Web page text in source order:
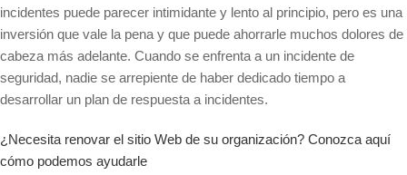
incidentes puede parecer intimidante y lento al principio, pero es una
inversión que vale la pena y que puede ahorrarle muchos dolores de
cabeza más adelante. Cuando se enfrenta a un incidente de
seguridad, nadie se arrepiente de haber dedicado tiempo a
desarrollar un plan de respuesta a incidentes.
¿Necesita renovar el sitio Web de su organización? Conozca aquí
cómo podemos ayudarle